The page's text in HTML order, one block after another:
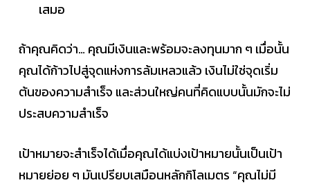
เสมอ
ถ้าคุณคิดว่า… คุณมีเงินและพร้อมจะลงทุนมาก ๆ เมื่อนั้น
คุณได้ก้าวไปสู่จุดแห่งการล้มเหลวแล้ว เงินไม่ใช่จุดเริ่ม
ต้นของความสำเร็จ และส่วนใหญ่คนที่คิดแบบนั้นมักจะไม่
ประสบความสำเร็จ
เป้าหมายจะสำเร็จได้เมื่อคุณได้แบ่งเป้าหมายนั้นเป็นเป้า
หมายย่อย ๆ มันเปรียบเสมือนหลักกิโลเมตร “คุณไม่มี